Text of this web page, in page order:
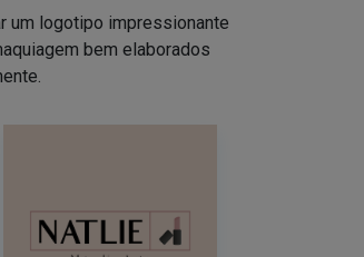
um logotipo impressionante
bem elaborados